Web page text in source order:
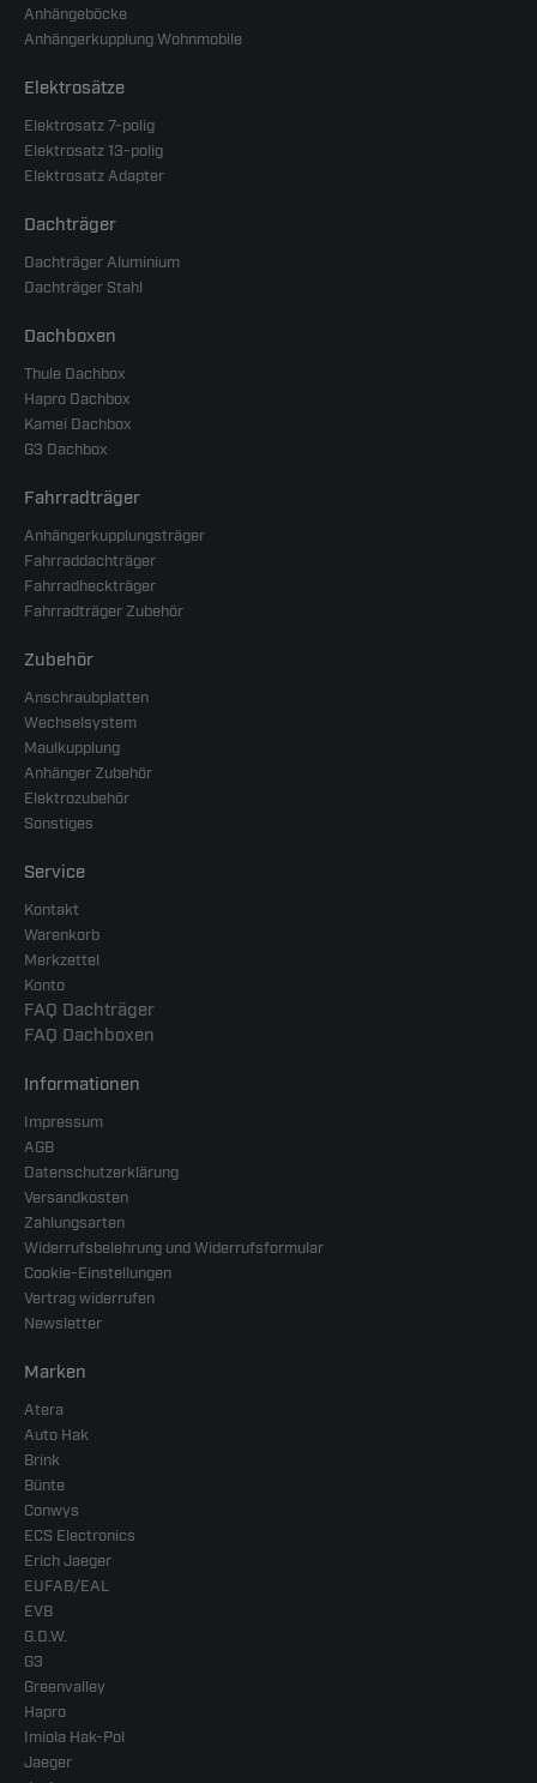
Anhängeböcke
Anhängerkupplung Wohnmobile
Elektrosätze
Elektrosatz 7-polig
Elektrosatz 13-polig
Elektrosatz Adapter
Dachträger
Dachträger Aluminium
Dachträger Stahl
Dachboxen
Thule Dachbox
Hapro Dachbox
Kamei Dachbox
G3 Dachbox
Fahrradträger
Anhängerkupplungsträger
Fahrraddachträger
Fahrradheckträger
Fahrradträger Zubehör
Zubehör
Anschraubplatten
Wechselsystem
Maulkupplung
Anhänger Zubehör
Elektrozubehör
Sonstiges
Service
Kontakt
Warenkorb
Merkzettel
Konto
FAQ Dachträger
FAQ Dachboxen
Informationen
Impressum
AGB
Datenschutzerklärung
Versandkosten
Zahlungsarten
Widerrufsbelehrung und Widerrufsformular
Cookie-Einstellungen
Vertrag widerrufen
Newsletter
Marken
Atera
Auto Hak
Brink
Bünte
Conwys
ECS Electronics
Erich Jaeger
EUFAB/EAL
EVB
G.D.W.
G3
Greenvalley
Hapro
Imiola Hak-Pol
Jaeger